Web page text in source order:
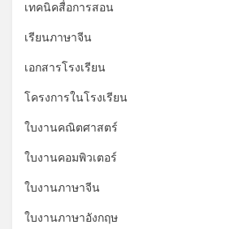
เทคนิคสื่อการสอน
เรียนภาษาจีน
เอกสารโรงเรียน
โครงการในโรงเรียน
ใบงานคณิตศาสตร์
ใบงานคอมพิวเตอร์
ใบงานภาษาจีน
ใบงานภาษาอังกฤษ